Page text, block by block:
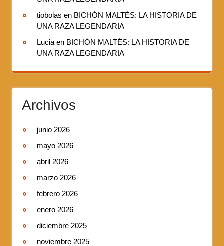
tiobolas en BICHÓN MALTÉS: LA HISTORIA DE
UNA RAZA LEGENDARIA
Lucia en BICHÓN MALTÉS: LA HISTORIA DE
UNA RAZA LEGENDARIA
Archivos
junio 2026
mayo 2026
abril 2026
marzo 2026
febrero 2026
enero 2026
diciembre 2025
noviembre 2025